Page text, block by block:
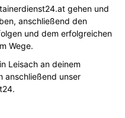
gehen und
anschließend den
und dem erfolgreichen
Wege.
Leisach an deinem
anschließend unser